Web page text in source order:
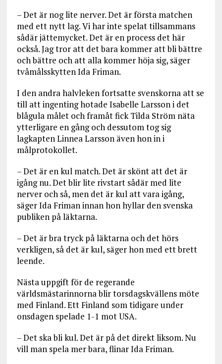
– Det är nog lite nerver. Det är första matchen
med ett nytt lag. Vi har inte spelat tillsammans
sådär jättemycket. Det är en process det här
också. Jag tror att det bara kommer att bli bättre
och bättre och att alla kommer höja sig, säger
tvåmålsskytten Ida Friman.
I den andra halvleken fortsatte svenskorna att se
till att ingenting hotade Isabelle Larsson i det
blågula målet och framåt fick Tilda Ström näta
ytterligare en gång och dessutom tog sig
lagkapten Linnea Larsson även hon in i
målprotokollet.
– Det är en kul match. Det är skönt att det är
igång nu. Det blir lite rivstart sådär med lite
nerver och så, men det är kul att vara igång,
säger Ida Friman innan hon hyllar den svenska
publiken på läktarna.
– Det är bra tryck på läktarna och det hörs
verkligen, så det är kul, säger hon med ett brett
leende.
Nästa uppgift för de regerande
världsmästarinnorna blir torsdagskvällens möte
med Finland. Ett Finland som tidigare under
onsdagen spelade 1-1 mot USA.
– Det ska bli kul. Det är på det direkt liksom. Nu
vill man spela mer bara, flinar Ida Friman.